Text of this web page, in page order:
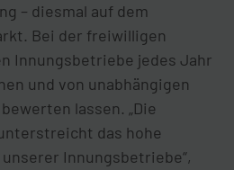
– diesmal auf dem
Bei der freiwilligen
Innungsbetriebe jedes Jahr
und von unabhängigen
lassen. „Die
das hohe
Innungsbetriebe“,